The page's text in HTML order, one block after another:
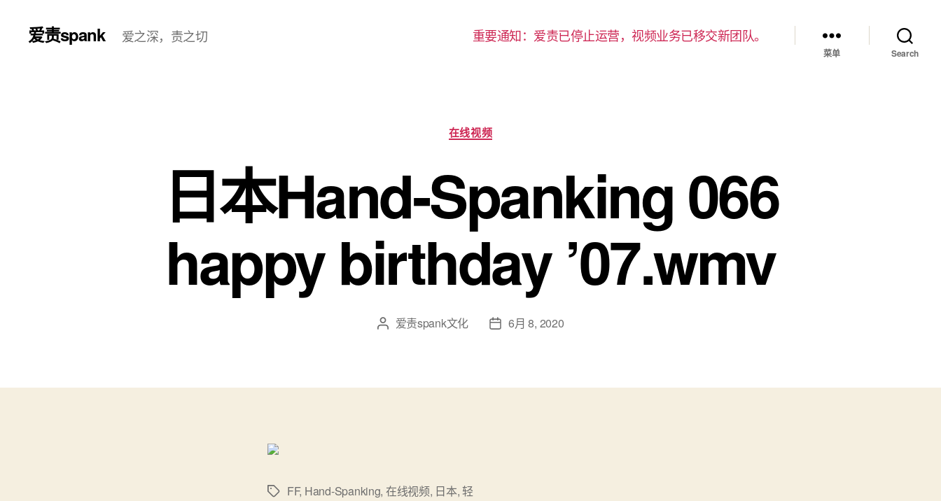
爱责spank 爱之深，责之切 重要通知：爱责已停止运营，视频业务已移交新团队。
菜单 Search
分
类
在线视频
日本Hand-Spanking 066
happy birthday ’07.wmv
文 爱责spank文化
发 6月 8, 2020
标
FF, Hand-Spanking, 在线视频, 日本,轻